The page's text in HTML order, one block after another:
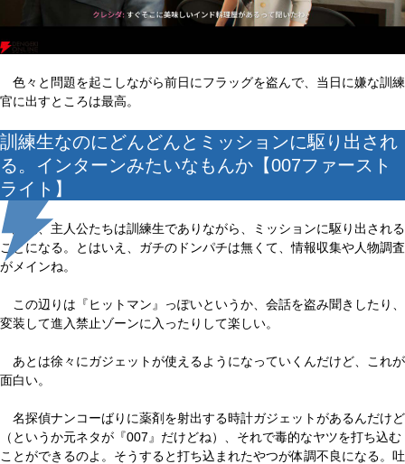
色々と問題を起こしながら前日にフラッグを盗んで、当日に嫌な訓練
官に出すところは最高。
訓練生なのにどんどんとミッションに駆り出され
る。インターンみたいなもんか【007ファースト
ライト】
結局、主人公たちは訓練生でありながら、ミッションに駆り出される
ことになる。とはいえ、ガチのドンパチは無くて、情報収集や人物調査
がメインね。
この辺りは『ヒットマン』っぽいというか、会話を盗み聞きしたり、
変装して進入禁止ゾーンに入ったりして楽しい。
あとは徐々にガジェットが使えるようになっていくんだけど、これが
面白い。
名探偵ナンコーばりに薬剤を射出する時計ガジェットがあるんだけど
（というか元ネタが『007』だけどね）、それで毒的なヤツを打ち込む
ことができるのよ。そうすると打ち込まれたやつが体調不良になる。吐